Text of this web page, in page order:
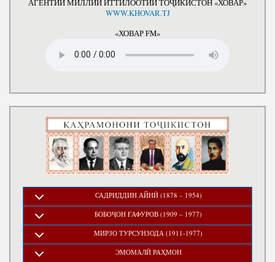
АГЕНТИИ МИЛЛИИ ИТТИЛООТИИ ТОҶИКИСТОН «ХОВАР»
WWW.KHOVAR.TJ
«ХОВАР FM»
САДРИДДИН АЙНӢ (1878 – 1954)
БОБОҶОН ҒАФУРОВ (1909 – 1977)
МИРЗО ТУРСУНЗОДА (1911-1977)
ЭМОМАЛӢ РАҲМОН